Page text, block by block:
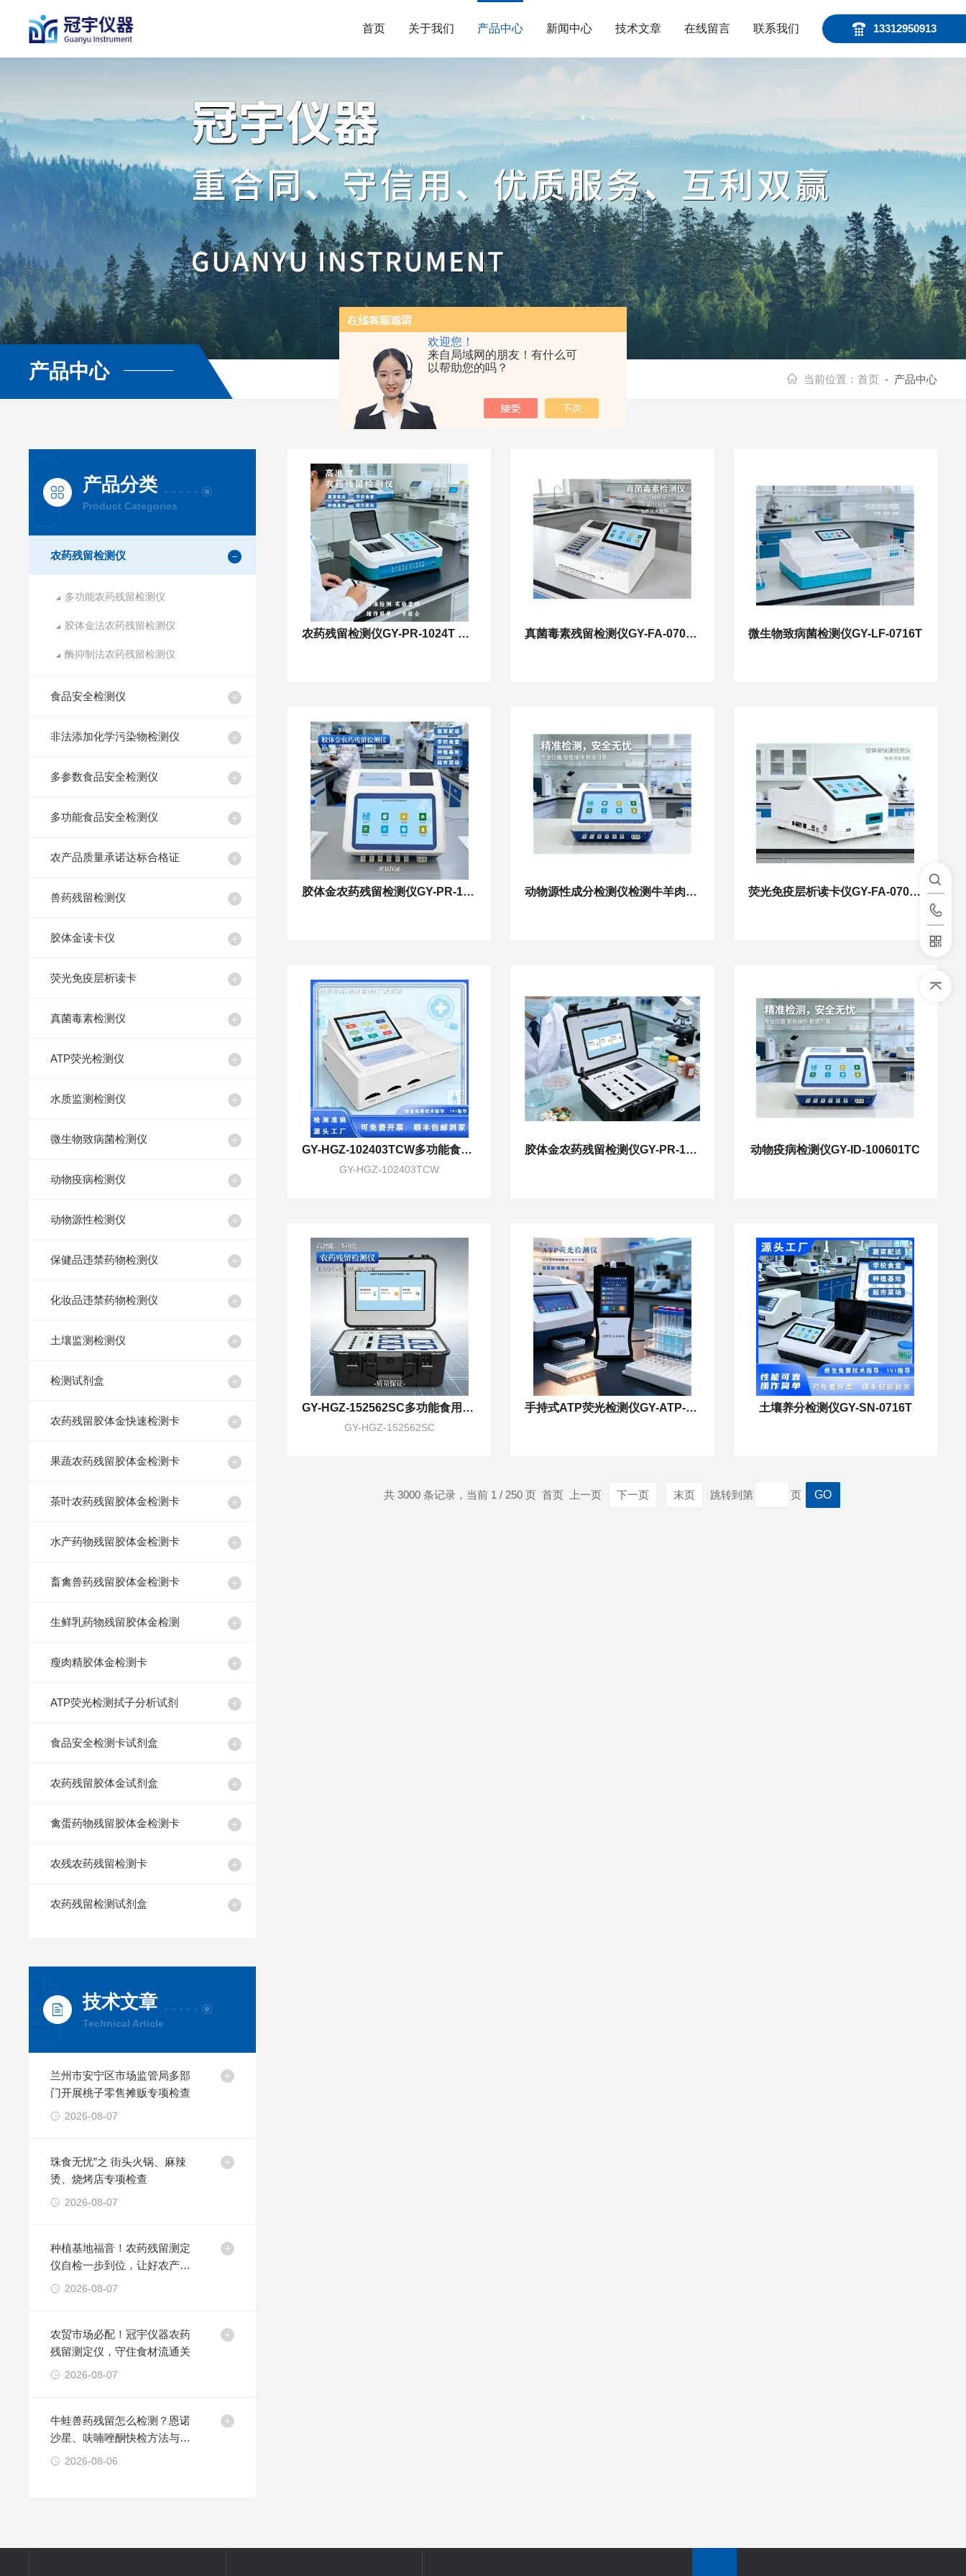
欢迎您！
来自局域网的朋友！有什么可
以帮助您的吗？
13312950913
首页 关于我们 产品中心 新闻中心 技术文章 在线留言 联系我们
产品中心 当前位置： 首页 - 产品中心
产品分类
Product Categories
农药残留检测仪
多功能农药残留检测仪
胶体金法农药残留检测仪
酶抑制法农药残留检测仪
食品安全检测仪
非法添加化学污染物检测仪
多参数食品安全检测仪
多功能食品安全检测仪
农产品质量承诺达标合格证
兽药残留检测仪
胶体金读卡仪
荧光免疫层析读卡
真菌毒素检测仪
ATP荧光检测仪
水质监测检测仪
微生物致病菌检测仪
动物疫病检测仪
动物源性检测仪
保健品违禁药物检测仪
化妆品违禁药物检测仪
土壤监测检测仪
检测试剂盒
农药残留胶体金快速检测卡
果蔬农药残留胶体金检测卡
茶叶农药残留胶体金检测卡
水产药物残留胶体金检测卡
畜禽兽药残留胶体金检测卡
生鲜乳药物残留胶体金检测
瘦肉精胶体金检测卡
ATP荧光检测拭子分析试剂
食品安全检测卡试剂盒
农药残留胶体金试剂盒
禽蛋药物残留胶体金检测卡
农残农药残留检测卡
农药残留检测试剂盒
技术文章
Technical Article
兰州市安宁区市场监管局多部
门开展桃子零售摊贩专项检查
2026-08-07
珠食无忧”之 街头火锅、麻辣
烫、烧烤店专项检查
2026-08-07
种植基地福音！农药残留测定
仪自检一步到位，让好农产品
卖得更放心
2026-08-07
农贸市场必配！冠宇仪器农药
残留测定仪，守住食材流通关
2026-08-07
牛蛙兽药残留怎么检测？恩诺
沙星、呋喃唑酮快检方法与操
作要点2026-08-06
农药残留检测仪GY-PR-1024T Pro 真菌毒素残留检测仪GY-FA-0701TS 微生物致病菌检测仪GY-LF-0716T
胶体金农药残留检测仪GY-PR-100601TC 动物源性成分检测仪检测牛羊肉真伪 荧光免疫层析读卡仪GY-FA-0701TS
GY-HGZ-102403TCW多功能食用农产品合格证打印一体机
GY-HGZ-102403TCW
胶体金农药残留检测仪GY-PR-100802SC 动物疫病检测仪GY-ID-100601TC
GY-HGZ-152562SC多功能食用农产品合格证农残检测一体机
GY-HGZ-152562SC
手持式ATP荧光检测仪GY-ATP-0301H Pro 土壤养分检测仪GY-SN-0716T
共 3000 条记录，当前 1 / 250 页 首页 上一页 下一页 末页 跳转到第 页